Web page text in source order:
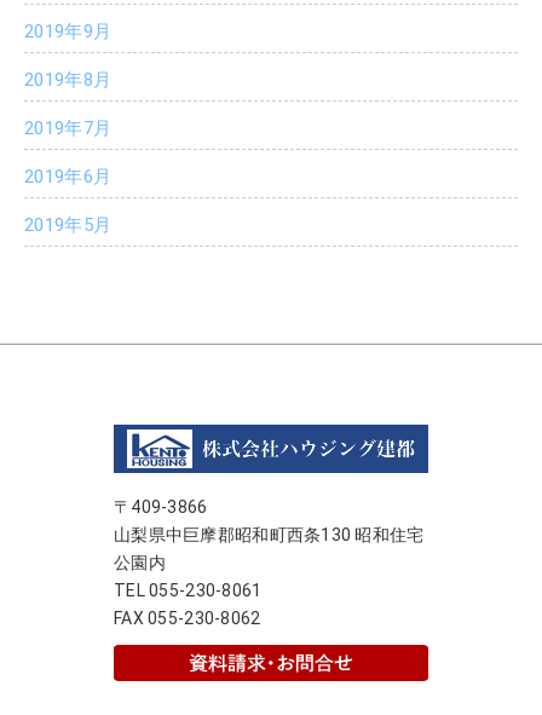
2019年9月
2019年8月
2019年7月
2019年6月
2019年5月
〒409-3866
山梨県中巨摩郡昭和町西条130 昭和住宅
公園内
TEL 055-230-8061
FAX 055-230-8062